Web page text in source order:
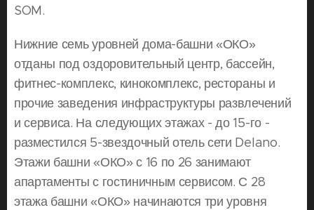
SOM.
Нижние семь уровней дома-башни «ОКО»
отданы под оздоровительный центр, бассейн,
фитнес-комплекс, кинокомплекс, рестораны и
прочие заведения инфраструктуры развлечений
и сервиса. На следующих этажах - до 15-го -
разместился 5-звездочный отель сети Delano.
Этажи башни «ОКО» с 16 по 26 занимают
апартаменты с гостиничным сервисом. С 28
этажа башни «ОКО» начинаются три уровня